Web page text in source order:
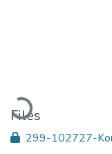
Loading...
Files
299-102727-